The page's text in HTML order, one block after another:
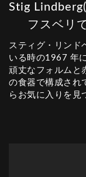
Stig
フスベリ
スティグ・リンド
いる時の1967 年
頑丈なフォルムと
の食器で構成され
らお気に入りを見